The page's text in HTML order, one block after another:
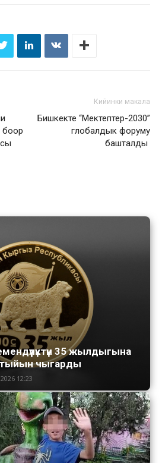
боор
Кийинки макала
Бишкекте “Мектептер-2030”
глобалдык форуму
башталды
35 жылдыгына
тыйын чыгарды
12:23